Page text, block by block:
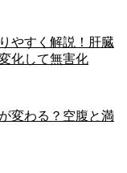
やすく解説！肝臓
化して無害化
変わる？空腹と満